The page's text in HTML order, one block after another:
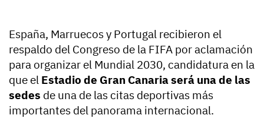
España, Marruecos y Portugal recibieron el
respaldo del Congreso de la FIFA por aclamación
para organizar el Mundial 2030, candidatura en la
que el Estadio de Gran Canaria será una de las
sedes de una de las citas deportivas más
importantes del panorama internacional.